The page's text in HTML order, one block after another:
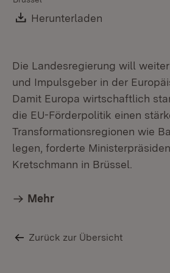
Download:
Herunterladen
Die Landesregierung will
und Impulsgeber in der
Damit Europa wirtschaftlich
die EU-Förderpolitik einen
Transformationsregionen wie
legen, forderte
Kretschmann in Brüssel.
Mehr
Zurück zur Übersicht